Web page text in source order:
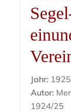
Jahr: 1925
Autor:
1924/25